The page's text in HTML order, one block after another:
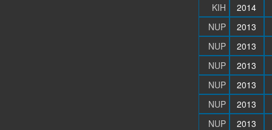
KIH
2014
NUP
2013
NUP
2013
NUP
2013
NUP
2013
NUP
2013
NUP
2013